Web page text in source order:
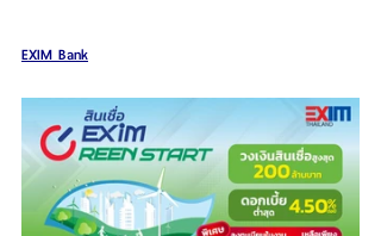
EXIM Bank